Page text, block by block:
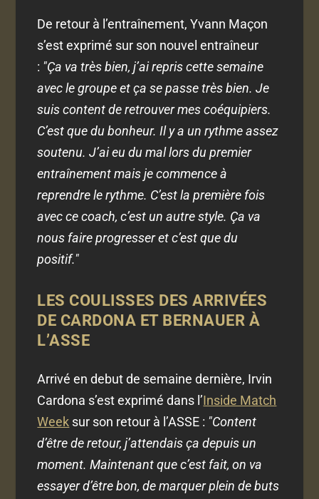
De retour à l’entraînement, Yvann Maçon
s’est exprimé sur son nouvel entraîneur
: "Ça va très bien, j’ai repris cette semaine
avec le groupe et ça se passe très bien. Je
suis content de retrouver mes coéquipiers.
C’est que du bonheur. Il y a un rythme assez
soutenu. J’ai eu du mal lors du premier
entraînement mais je commence à
reprendre le rythme. C’est la première fois
avec ce coach, c’est un autre style. Ça va
nous faire progresser et c’est que du
positif."
LES COULISSES DES ARRIVÉES
DE CARDONA ET BERNAUER À
L’ASSE
Arrivé en debut de semaine dernière, Irvin
Cardona s’est exprimé dans l’Inside Match
Week sur son retour à l’ASSE : "Content
d’être de retour, j’attendais ça depuis un
moment. Maintenant que c’est fait, on va
essayer d’être bon, de marquer plein de buts